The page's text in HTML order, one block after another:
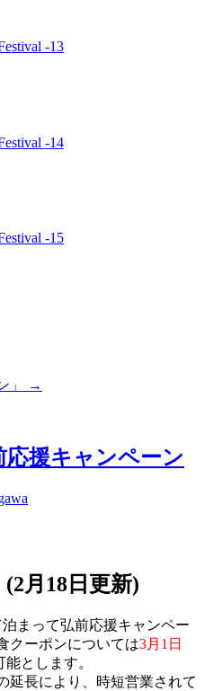
」
→
援キャンペーン
月18日更新)
まって弘前応援キャンペー
クーポンについては3月1日
能とします。
延長により、時短営業されて